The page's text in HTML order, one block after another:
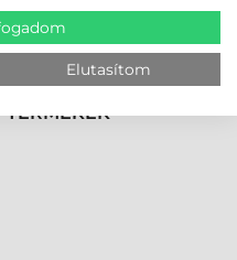
CSATORNÁNKAT!
TERMÉKEK
Elutasítom